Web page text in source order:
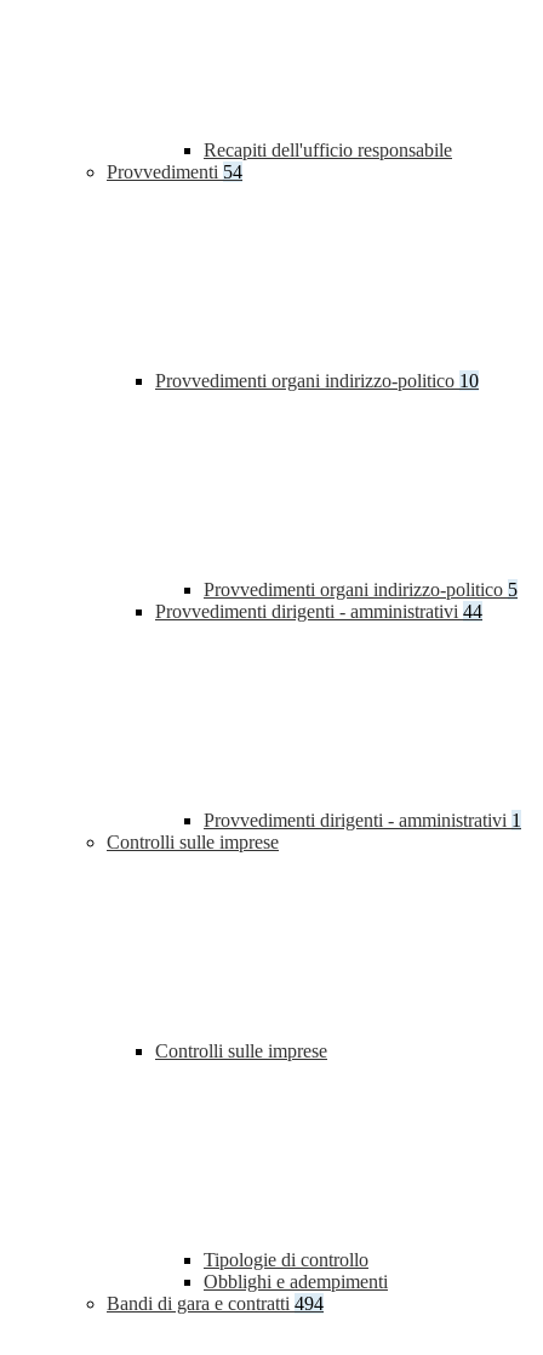
Recapiti dell'ufficio responsabile
Provvedimenti 54
Provvedimenti organi indirizzo-politico 10
Provvedimenti organi indirizzo-politico 5
Provvedimenti dirigenti - amministrativi 44
Provvedimenti dirigenti - amministrativi 1
Controlli sulle imprese
Controlli sulle imprese
Tipologie di controllo
Obblighi e adempimenti
Bandi di gara e contratti 494